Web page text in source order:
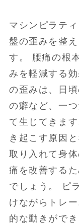
マシンピラテ
盤の歪みを整
す。 腰痛の根
みを軽減する
の歪みは、日
の癖など、一
て生じてきま
き起こす原因
取り入れて身
痛を改善する
でしょう。 ピ
けながらトレ
的な動きがで